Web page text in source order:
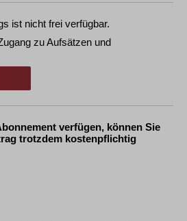
ist nicht frei verfügbar.
zu Aufsätzen und
verfügen, können Sie
trotzdem kostenpflichtig